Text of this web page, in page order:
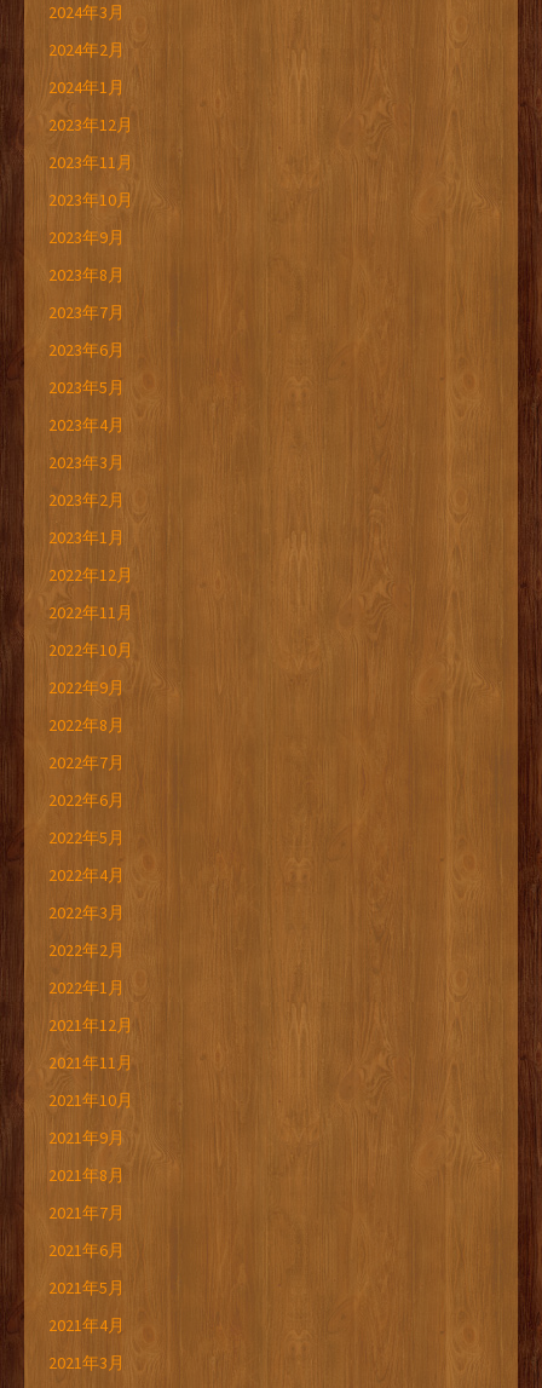
2024年3月
2024年2月
2024年1月
2023年12月
2023年11月
2023年10月
2023年9月
2023年8月
2023年7月
2023年6月
2023年5月
2023年4月
2023年3月
2023年2月
2023年1月
2022年12月
2022年11月
2022年10月
2022年9月
2022年8月
2022年7月
2022年6月
2022年5月
2022年4月
2022年3月
2022年2月
2022年1月
2021年12月
2021年11月
2021年10月
2021年9月
2021年8月
2021年7月
2021年6月
2021年5月
2021年4月
2021年3月